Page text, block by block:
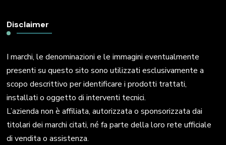
Disclaimer
I marchi, le denominazioni e le immagini eventualmente
presenti su questo sito sono utilizzati esclusivamente a
scopo descrittivo per identificare i prodotti trattati,
installati o oggetto di interventi tecnici.
L’azienda non è affiliata, autorizzata o sponsorizzata dai
titolari dei marchi citati, né fa parte della loro rete ufficiale
di vendita o assistenza.